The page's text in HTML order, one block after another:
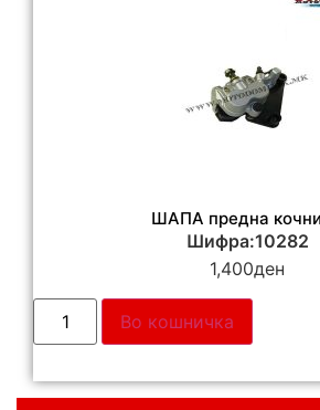
ШАПА предна
Шифра:10282
1,400ден
Во кошничка